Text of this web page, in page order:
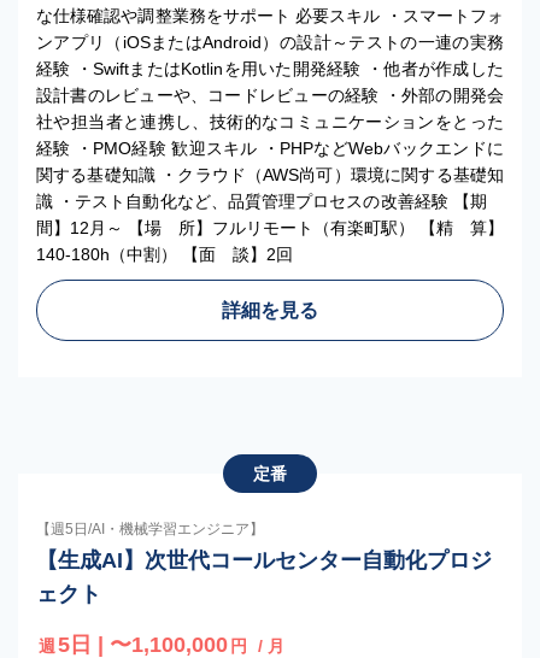
な仕様確認や調整業務をサポート 必要スキル ・スマートフォ
ンアプリ（iOSまたはAndroid）の設計～テストの一連の実務
経験 ・SwiftまたはKotlinを用いた開発経験 ・他者が作成した
設計書のレビューや、コードレビューの経験 ・外部の開発会
社や担当者と連携し、技術的なコミュニケーションをとった
経験 ・PMO経験 歓迎スキル ・PHPなどWebバックエンドに
関する基礎知識 ・クラウド（AWS尚可）環境に関する基礎知
識 ・テスト自動化など、品質管理プロセスの改善経験 【期
間】12月～ 【場 所】フルリモート（有楽町駅） 【精 算】
140-180h（中割） 【面 談】2回
詳細を見る
定番
【週5日/AI・機械学習エンジニア】
【生成AI】次世代コールセンター自動化プロジ
ェクト
週 5日 | 〜1,100,000 円 / 月